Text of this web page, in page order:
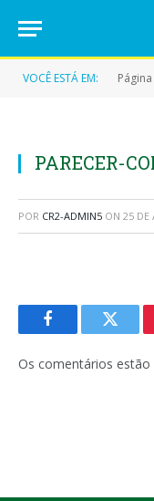
VOCÊ ESTÁ EM:
PARECER-
POR CR2-ADMIN5 ON 25 DE
Facebook
Os comentários estão